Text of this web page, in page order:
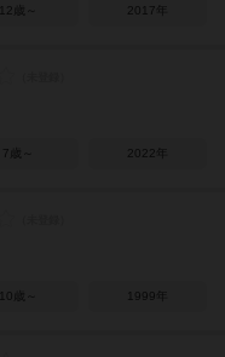
12歳～ 2017年
7歳～ 2022年
10歳～ 1999年